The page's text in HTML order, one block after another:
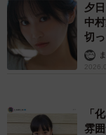
夕
中
切
「
雰